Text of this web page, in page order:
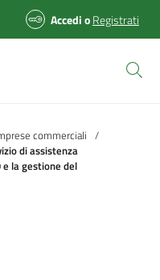
AccedioRegistrati
commerciali /
di assistenza
la gestione del